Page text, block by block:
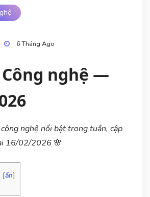
6 Tháng Ago
nghệ —
nghệ nổi bật trong tuần, cập
16/02/2026🌸
[ẩn]